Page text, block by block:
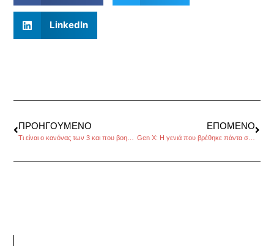
LinkedIn
ΠΡΟΗΓΟΎΜΕΝΟ ΕΠΌΜΕΝΟ
Gen X: Η γενιά που βρέθηκε πάντα στο λάθος timing